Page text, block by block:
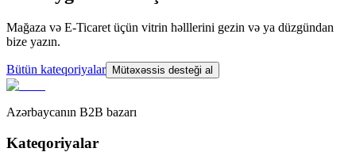
Mağaza və E-Ticaret üçün vitrin həlllerini gezin və ya düzgündan
bize yazın.
Bütün kateqoriyalar Mütəxəssis desteği al
Azərbaycanın B2B bazarı
Kateqoriyalar